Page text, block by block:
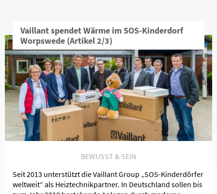
Vaillant spendet Wärme im SOS-Kinderdorf
Worpswede (Artikel 2/3)
BEWUSST & SEIN
Seit 2013 unterstützt die Vaillant Group „SOS-Kinderdörfer
weltweit“ als Heiztechnikpartner. In Deutschland sollen bis